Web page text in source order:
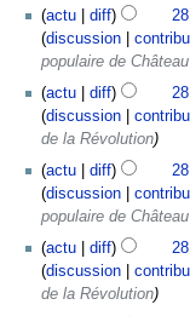
s
i
o
n
a
t
i
o
n
s
avril
2020
actu diff
discussion
populaire de
actu
diff
discussion
de la Révolution
actu
diff
discussion
populaire de
actu
diff
discussion
de la Révolution